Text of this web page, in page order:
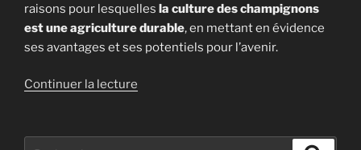
raisons pour lesquelles la culture des champignons
est une agriculture durable, en mettant en évidence
ses avantages et ses potentiels pour l’avenir.
Continuer la lecture
: